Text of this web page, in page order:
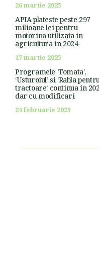
26 martie 2025
APIA plateste peste 297
milioane lei pentru
motorina utilizata in
agricultura in 2024
17 martie 2025
Programele ‘Tomata’,
‘Usturoiul’ si ‘Rabla
tractoare’ continua in
dar cu modificari
24 februarie 2025